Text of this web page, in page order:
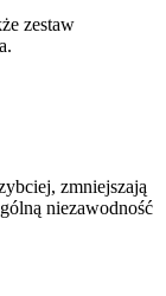
zestaw
zmniejszają
niezawodność